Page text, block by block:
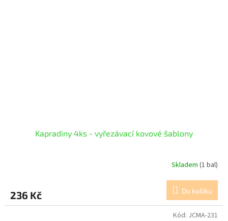
Kapradiny 4ks - vyřezávací kovové šablony
Skladem (1 bal)
236 Kč Do košíku
Kód: JCMA-231